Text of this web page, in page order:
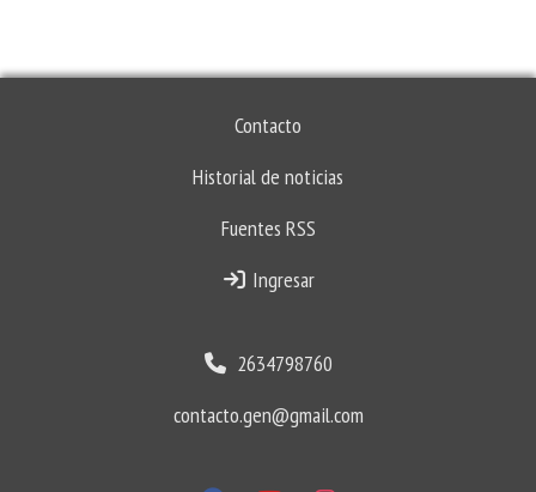
Contacto
Historial de noticias
Fuentes RSS
Ingresar
2634798760
contacto.gen@gmail.com